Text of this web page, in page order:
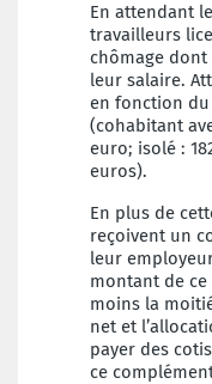
En attendant
travailleurs
chômage
leur salaire.
en fonction
(cohabitant
euro; isolé :
euros).
En plus de
reçoivent un
leur
montant de
moins la
net et
payer des
ce